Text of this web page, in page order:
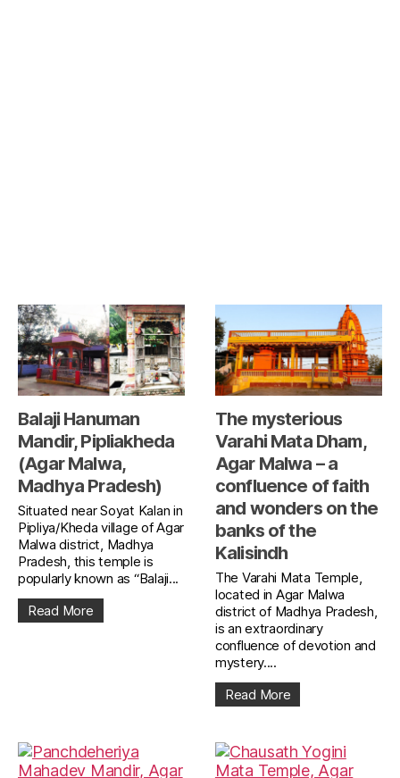
Balaji Hanuman
Mandir, Pipliakheda
(Agar Malwa,
Madhya Pradesh)
Situated near Soyat Kalan in
Pipliya/Kheda village of Agar
Malwa district, Madhya
Pradesh, this temple is
popularly known as “Balaji...
Read More
The mysterious
Varahi Mata Dham,
Agar Malwa – a
confluence of faith
and wonders on the
banks of the
Kalisindh
The Varahi Mata Temple,
located in Agar Malwa
district of Madhya Pradesh,
is an extraordinary
confluence of devotion and
mystery....
Read More